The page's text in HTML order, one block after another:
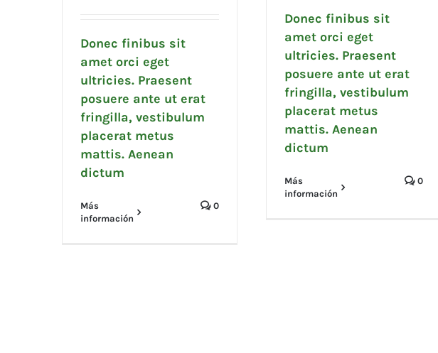
Donec finibus sit
amet orci eget
ultricies. Praesent
posuere ante ut erat
fringilla, vestibulum
placerat metus
mattis. Aenean
dictum
Más
información
0
Donec finibus sit
amet orci eget
ultricies. Praesent
posuere ante ut erat
fringilla, vestibulum
placerat metus
mattis. Aenean
dictum
Más
información
0